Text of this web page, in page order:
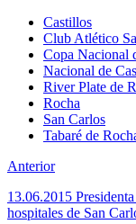
Castillos
Club Atlético
Copa Nacional
Nacional de
River Plate de
Rocha
San Carlos
Tabaré de
Anterior
13.06.2015
hospitales de San